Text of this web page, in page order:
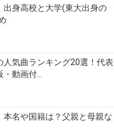
出身高校と大学(東大出身の
気曲ランキング20選！代表
動画付…
本名や国籍は？父親と母親な